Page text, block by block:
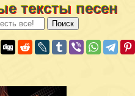
тексты песен